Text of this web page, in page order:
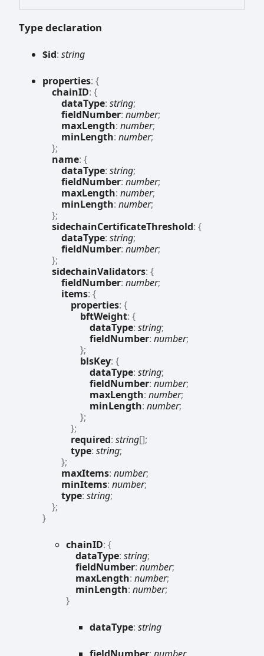
Type declaration
$id: string
properties: {
chainID: {
dataType: string;
fieldNumber: number;
maxLength: number;
minLength: number;
};
name: {
dataType: string;
fieldNumber: number;
maxLength: number;
minLength: number;
};
sidechainCertificateThreshold: {
dataType: string;
fieldNumber: number;
};
sidechainValidators: {
fieldNumber: number;
items: {
properties: {
bftWeight: {
dataType: string;
fieldNumber: number;
};
blsKey: {
dataType: string;
fieldNumber: number;
maxLength: number;
minLength: number;
};
};
required: string[];
type: string;
};
maxItems: number;
minItems: number;
type: string;
};
}
chainID: {
dataType: string;
fieldNumber: number;
maxLength: number;
minLength: number;
}
dataType: string